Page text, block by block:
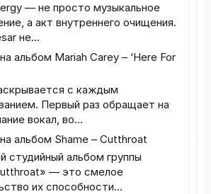
— не просто музыкальное
а акт внутреннего очищения.
не...
альбом Mariah Carey – ‘Here For
с каждым
Первый раз обращает на
вокал, во...
альбом Shame – Cutthroat
студийный альбом группы
— это смелое
их способности...